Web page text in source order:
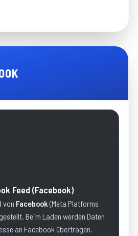
Feed (Facebook)
von Facebook (Meta Platforms
Beim Laden werden Daten
an Facebook übertragen.